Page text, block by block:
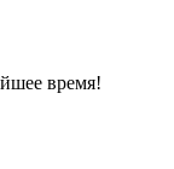
время!